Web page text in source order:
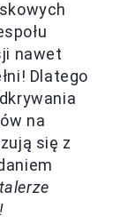
nawet
Dlatego
na
się z